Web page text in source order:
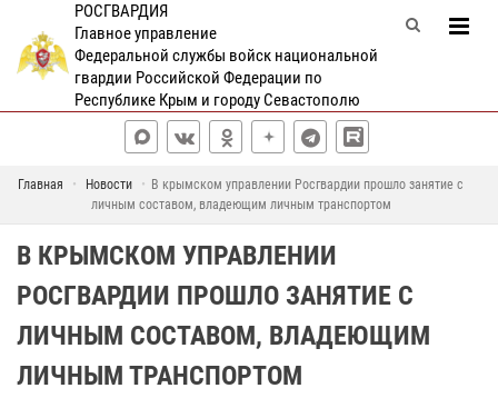
РОСГВАРДИЯ
Главное управление
Федеральной службы войск национальной
гвардии Российской Федерации по
Республике Крым и городу Севастополю
Главная Новости
В крымском управлении Росгвардии прошло занятие с
личным составом, владеющим личным транспортом
В КРЫМСКОМ УПРАВЛЕНИИ
РОСГВАРДИИ ПРОШЛО ЗАНЯТИЕ С
ЛИЧНЫМ СОСТАВОМ, ВЛАДЕЮЩИМ
ЛИЧНЫМ ТРАНСПОРТОМ